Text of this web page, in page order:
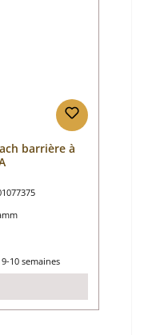
barrière à
:
10 semaines